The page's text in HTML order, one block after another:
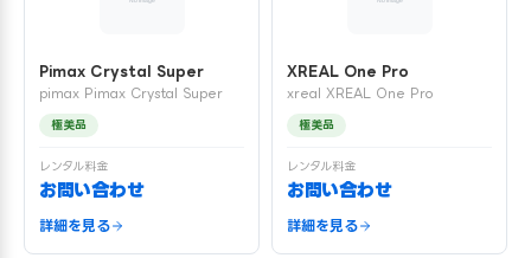
Pimax Crystal Super
pimax Pimax Crystal Super
極美品
レンタル料金
お問い合わせ
詳細を見る
XREAL One Pro
xreal XREAL One Pro
極美品
レンタル料金
お問い合わせ
詳細を見る